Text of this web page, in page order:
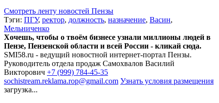
Смотреть ленту новостей Пензы
Тэги: ПГУ, ректор, должность, назначение, Васин,
Мельниченко
Хочешь, чтобы о твоём бизнесе узнали миллионы людей в
Пензе, Пензенской области и всей России - кликай сюда.
SMI58.ru - ведущий новостной интернет-портал Пензы.
Руководитель отдела продаж Самохвалов Василий
Викторович +7 (999) 784-45-35
sochistream.reklama.rop@gmail.com Узнать условия размещения
загрузка...